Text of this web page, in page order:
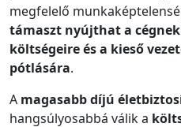
megfelelő
támaszt nyújthat a
költségeire és a kieső
pótlására.
A magasabb díjú
hangsúlyosabbá válik a